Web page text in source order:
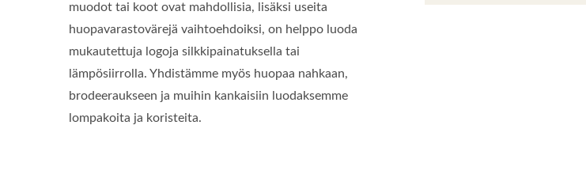
muodot tai koot ovat mahdollisia, lisäksi useita
huopavarastovärejä vaihtoehdoiksi, on helppo luoda
mukautettuja logoja silkkipainatuksella tai
lämpösiirrolla. Yhdistämme myös huopaa nahkaan,
brodeeraukseen ja muihin kankaisiin luodaksemme
lompakoita ja koristeita.